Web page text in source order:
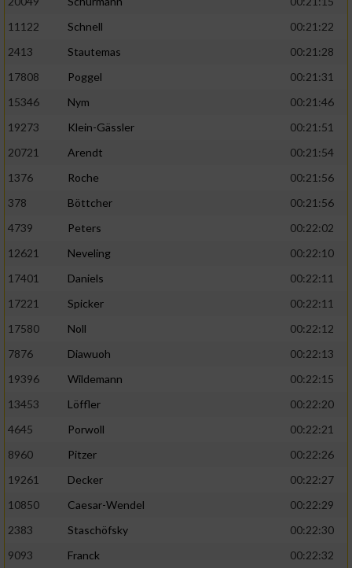
11122
Schnell
00:21:22
2413
Stautemas
00:21:28
17808
Poggel
00:21:31
15346
Nym
00:21:46
19273
Klein-Gässler
00:21:51
20721
Arendt
00:21:54
1376
Roche
00:21:56
378
Böttcher
00:21:56
4739
Peters
00:22:02
12621
Neveling
00:22:10
17401
Daniels
00:22:11
17221
Spicker
00:22:11
17580
Noll
00:22:12
7876
Diawuoh
00:22:13
19396
Wildemann
00:22:15
13453
Löffler
00:22:20
4645
Porwoll
00:22:21
8960
Pitzer
00:22:26
19261
Decker
00:22:27
10850
Caesar-Wendel
00:22:29
2383
Staschöfsky
00:22:30
9093
Franck
00:22:32